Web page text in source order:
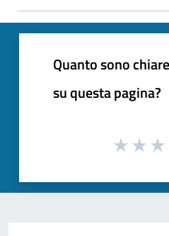
Quanto sono
su questa pagina?